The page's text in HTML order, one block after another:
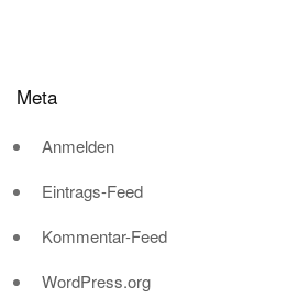
Meta
Anmelden
Eintrags-Feed
Kommentar-Feed
WordPress.org